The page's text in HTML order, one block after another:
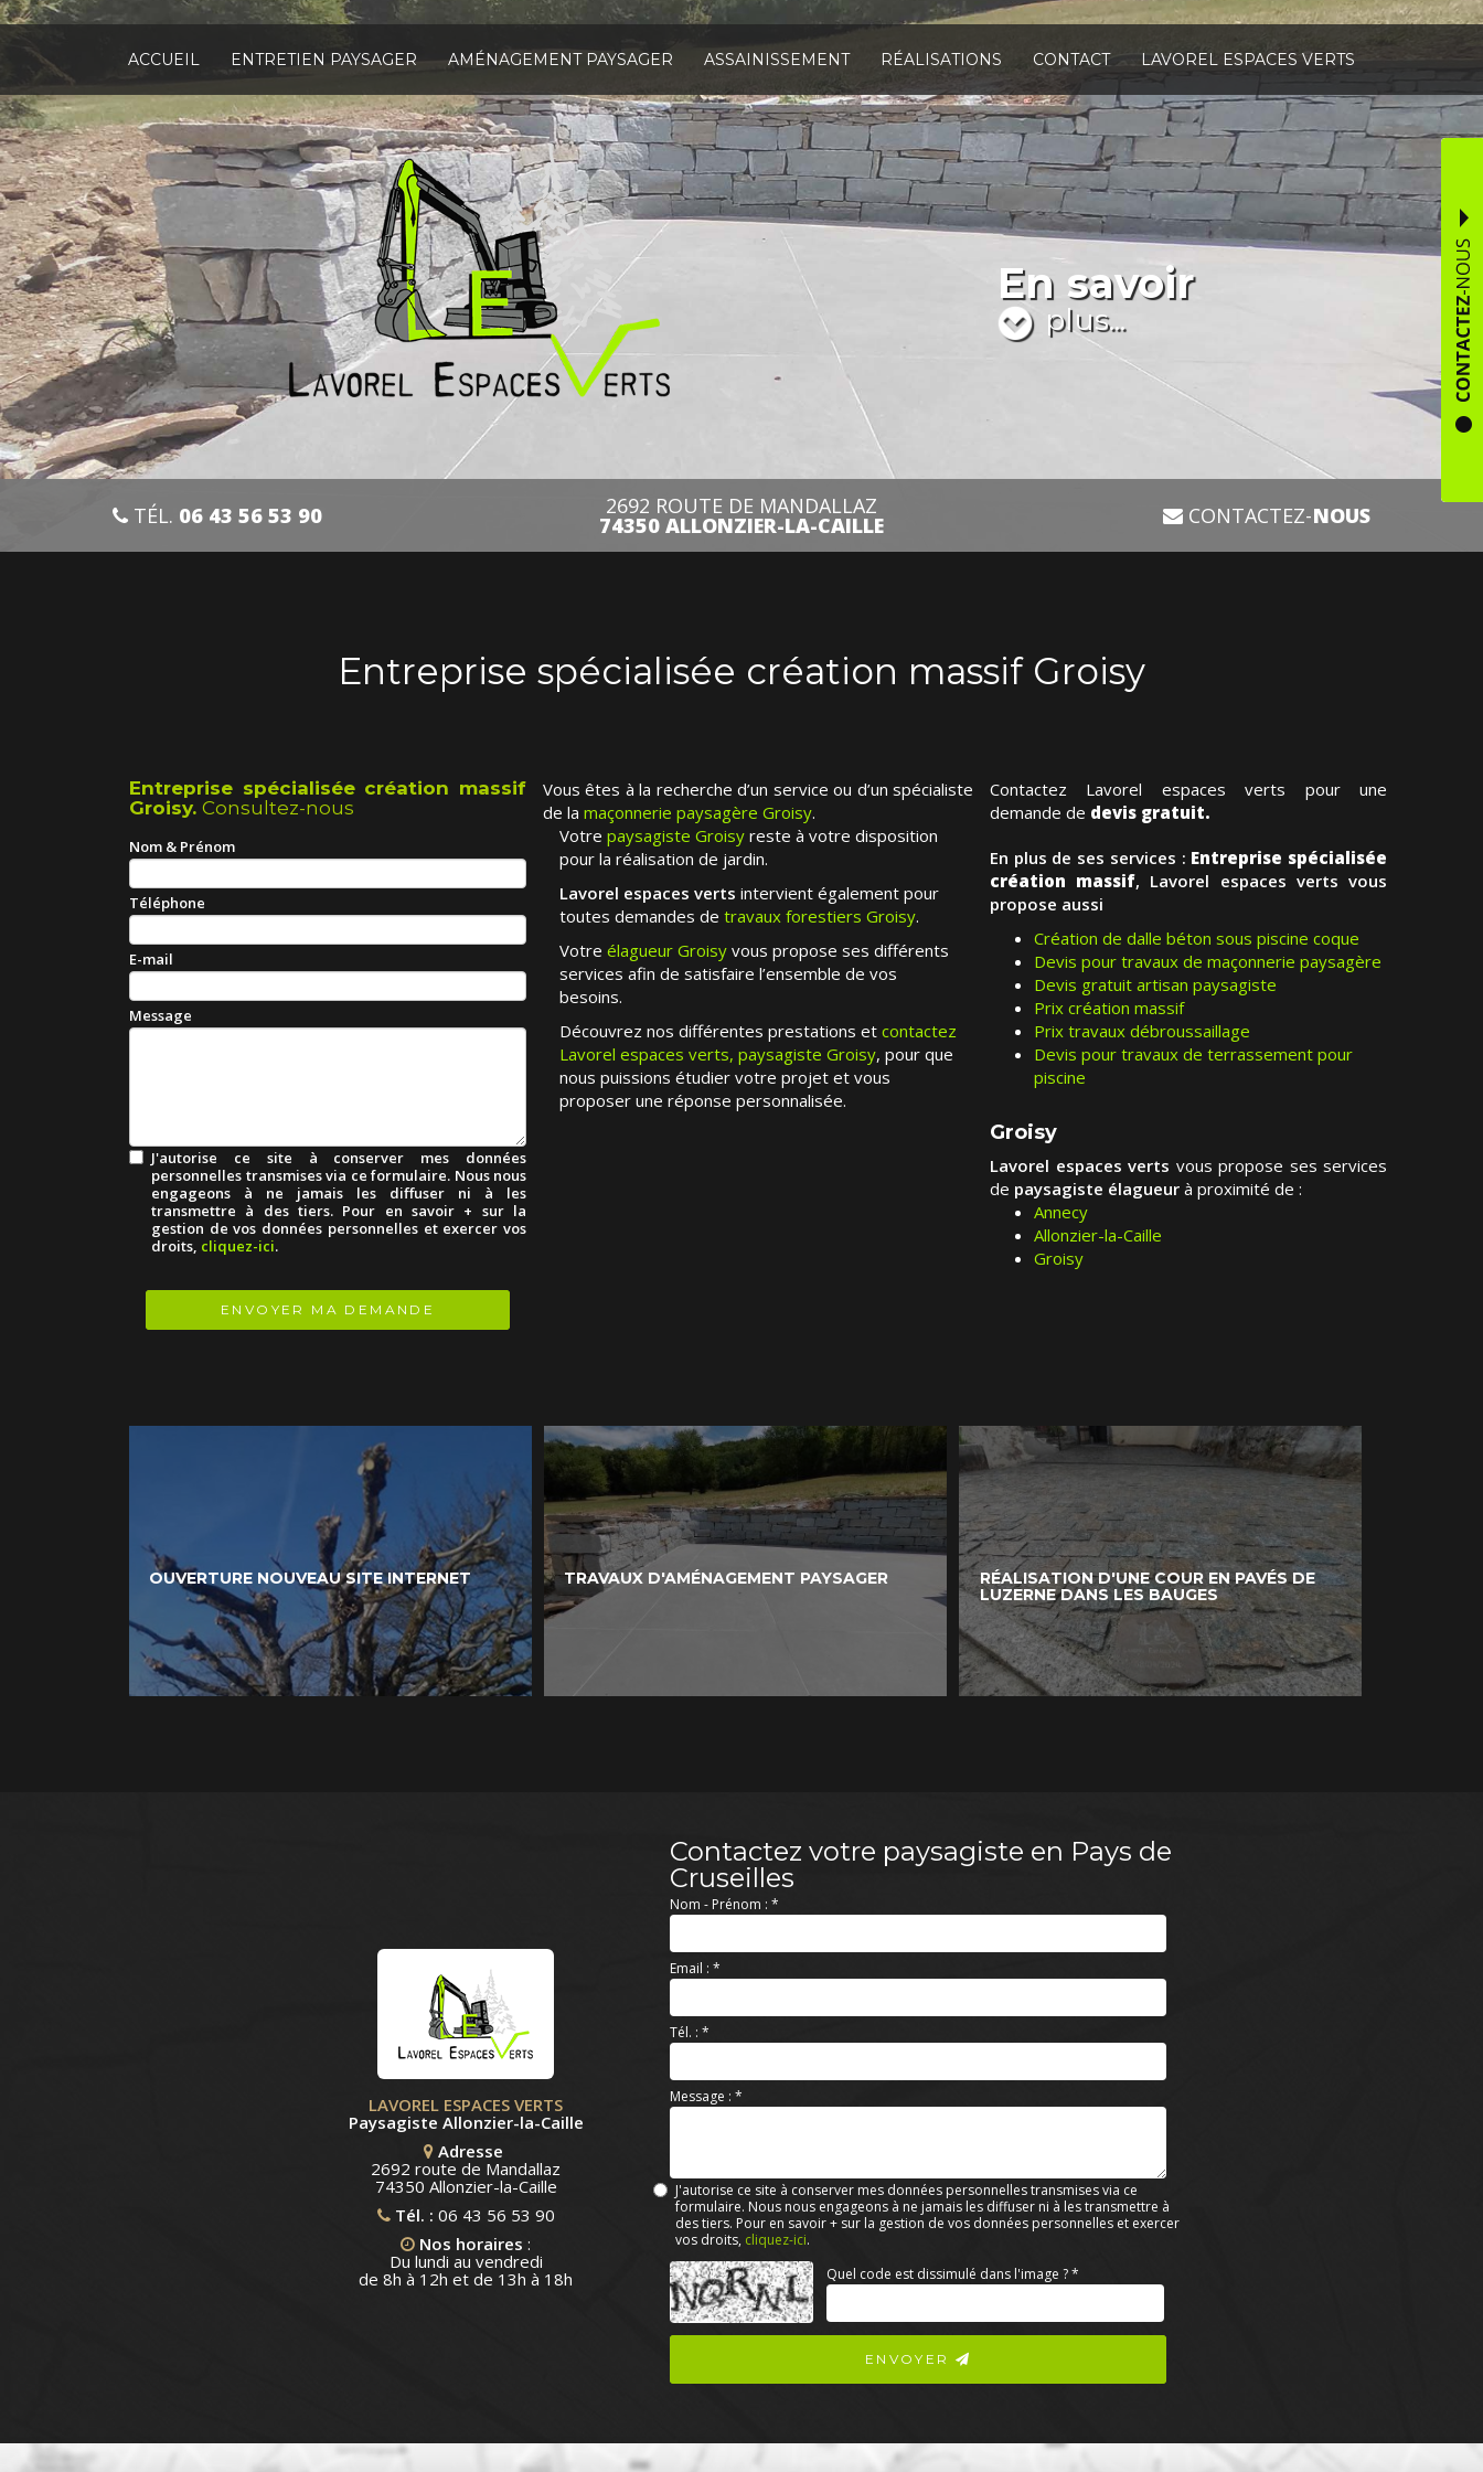
Aller
contenu
principal
ACCUEIL ENTRETIEN PAYSAGER AMÉNAGEMENT PAYSAGER ASSAINISSEMENT RÉALISATIONS CONTACT LAVOREL ESPACES VERTS
En savoir
plus...
TÉL. 06 43 56 53 90 2692 ROUTE DE MANDALLAZ
74350 ALLONZIER-LA-CAILLE CONTACTEZ-NOUS
Entreprise spécialisée création massif Groisy
Entreprise spécialisée création massif
Groisy. Consultez-nous
Nom & Prénom
Téléphone
E-mail
Message
J'autorise ce site à conserver mes données
personnelles transmises via ce formulaire. Nous nous
engageons à ne jamais les diffuser ni à les
transmettre à des tiers. Pour en savoir + sur la
gestion de vos données personnelles et exercer vos
droits, cliquez-ici.
RGPD
ENVOYER MA DEMANDE
Vous êtes à la recherche d’un service ou d’un spécialiste
de la maçonnerie paysagère Groisy.
Votre paysagiste Groisy reste à votre disposition
pour la réalisation de jardin.
Lavorel espaces verts intervient également pour
toutes demandes de travaux forestiers Groisy.
Votre élagueur Groisy vous propose ses différents
services afin de satisfaire l’ensemble de vos
besoins.
Découvrez nos différentes prestations et contactez
Lavorel espaces verts, paysagiste Groisy, pour que
nous puissions étudier votre projet et vous
proposer une réponse personnalisée.
Contactez Lavorel espaces verts pour une
demande de devis gratuit.
En plus de ses services : Entreprise spécialisée
création massif, Lavorel espaces verts vous
propose aussi
Création de dalle béton sous piscine coque
Devis pour travaux de maçonnerie paysagère
Devis gratuit artisan paysagiste
Prix création massif
Prix travaux débroussaillage
Devis pour travaux de terrassement pour
piscine
Groisy
Lavorel espaces verts vous propose ses services
de paysagiste élagueur à proximité de :
Annecy
Allonzier-la-Caille
Groisy
OUVERTURE NOUVEAU SITE INTERNET TRAVAUX D'AMÉNAGEMENT PAYSAGER
RÉALISATION D'UNE COUR EN PAVÉS DE
LUZERNE DANS LES BAUGES
LAVOREL ESPACES VERTS
Paysagiste Allonzier-la-Caille
Adresse
2692 route de Mandallaz
74350 Allonzier-la-Caille
Tél. : 06 43 56 53 90
Nos horaires :
Du lundi au vendredi
de 8h à 12h et de 13h à 18h
Contactez votre paysagiste en Pays de
Cruseilles
Nom - Prénom : *
Email : *
Tél. : *
Message : *
J'autorise ce site à conserver mes données personnelles transmises via ce
formulaire. Nous nous engageons à ne jamais les diffuser ni à les transmettre à
des tiers. Pour en savoir + sur la gestion de vos données personnelles et exercer
vos droits, cliquez-ici.
Acceptation
RGPD
Quel code est dissimulé dans l'image ?*
ENVOYER